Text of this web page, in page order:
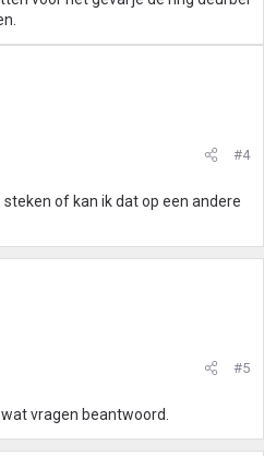
#4
of kan ik dat op een andere
#5
vragen beantwoord.